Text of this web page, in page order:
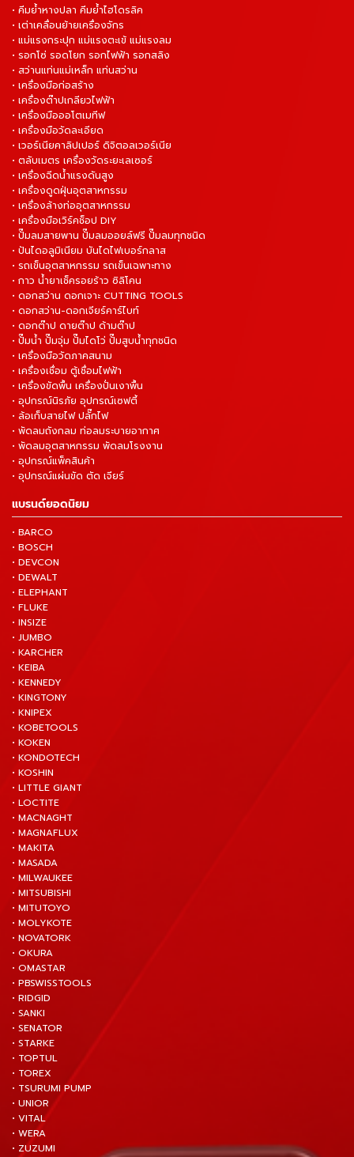
• คีมย้ำหางปลา คีมย้ำไฮโดรลิค
• เต่าเคลื่อนย้ายเครื่องจักร
• แม่แรงกระปุก แม่แรงตะเข้ แม่แรงลม
• รอกโซ่ รอดโยก รอกไฟฟ้า รอกสลิง
• สว่านแท่นแม่เหล็ก แท่นสว่าน
• เครื่องมือก่อสร้าง
• เครื่องต๊าปเกลียวไฟฟ้า
• เครื่องมือออโตเมทีฟ
• เครื่องมือวัดละเอียด
• เวอร์เนียคาลิปเปอร์ ดิจิตอลเวอร์เนีย
• ตลับเมตร เครื่องวัดระยะเลเซอร์
• เครื่องฉีดน้ำแรงดันสูง
• เครื่องดูดฝุ่นอุตสาหกรรม
• เครื่องล้างท่ออุตสาหกรรม
• เครื่องมือเวิร์คช็อป DIY
• ปั๊มลมสายพาน ปั๊มลมออยล์ฟรี ปั๊มลมทุกชนิด
• ปันไดอลูมิเนียม บันไดไฟเบอร์กลาส
• รถเข็นอุตสาหกรรม รถเข็นเฉพาะทาง
• กาว น้ำยาเช็ครอยร้าว ซิลิโคน
• ดอกสว่าน ดอกเจาะ CUTTING TOOLS
• ดอกสว่าน-ดอกเจียร์คาร์ไบท์
• ดอกต๊าป ดายต๊าป ด้ามต๊าป
• ปั๊มน้ำ ปั๊มจุ่ม ปั๊มไดโว่ ปั๊มสูบน้ำทุกชนิด
• เครื่องมือวัดภาคสนาม
• เครื่องเชื่อม ตู้เชื่อมไฟฟ้า
• เครื่องขัดพื้น เครื่องปั่นเงาพื้น
• อุปกรณ์นิรภัย อุปกรณ์เซฟตี้
• ล้อเก็บสายไฟ ปลั๊กไฟ
• พัดลมถังกลม ท่อลมระบายอากาศ
• พัดลมอุตสาหกรรม พัดลมโรงงาน
• อุปกรณ์แพ็คสินค้า
• อุปกรณ์แผ่นขัด ตัด เจียร์
แบรนด์ยอดนิยม
• BARCO
• BOSCH
• DEVCON
• DEWALT
• ELEPHANT
• FLUKE
• INSIZE
• JUMBO
• KARCHER
• KEIBA
• KENNEDY
• KINGTONY
• KNIPEX
• KOBETOOLS
• KOKEN
• KONDOTECH
• KOSHIN
• LITTLE GIANT
• LOCTITE
• MACNAGHT
• MAGNAFLUX
• MAKITA
• MASADA
• MILWAUKEE
• MITSUBISHI
• MITUTOYO
• MOLYKOTE
• NOVATORK
• OKURA
• OMASTAR
• PBSWISSTOOLS
• RIDGID
• SANKI
• SENATOR
• STARKE
• TOPTUL
• TOREX
• TSURUMI PUMP
• UNIOR
• VITAL
• WERA
• ZUZUMI